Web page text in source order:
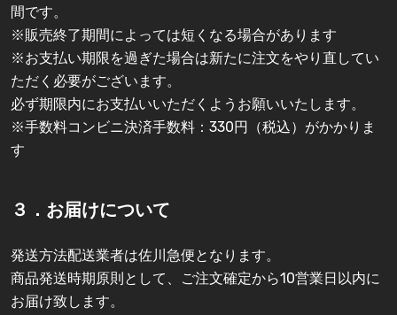
間です。
※販売終了期間によっては短くなる場合があります
※お支払い期限を過ぎた場合は新たに注文をやり直してい
ただく必要がございます。
必ず期限内にお支払いいただくようお願いいたします。
※手数料コンビニ決済手数料：330円（税込）がかかりま
す
３．お届けについて
発送方法配送業者は佐川急便となります。
商品発送時期原則として、ご注文確定から10営業日以内に
お届け致します。